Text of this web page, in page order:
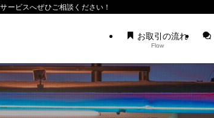
ービスへぜひご相談ください！
お取引の流れ
Flow